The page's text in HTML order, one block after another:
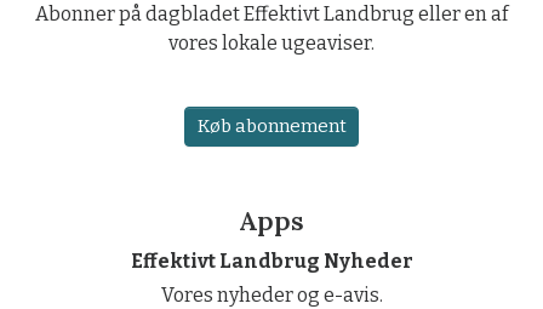
Abonner på dagbladet Effektivt Landbrug eller en af
vores lokale ugeaviser.
Køb abonnement
Apps
Effektivt Landbrug Nyheder
Vores nyheder og e-avis.